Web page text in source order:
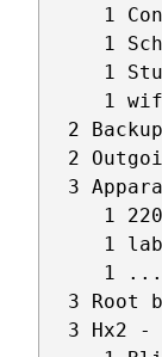
1
1
1
1
2
2
3
1
1
     1 ...
3 Root
3 Hx2 -